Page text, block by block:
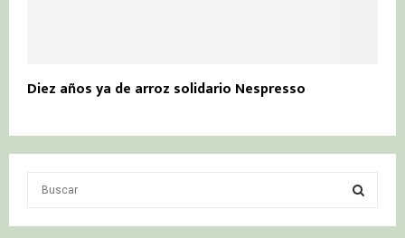
Diez años ya de arroz solidario Nespresso
S